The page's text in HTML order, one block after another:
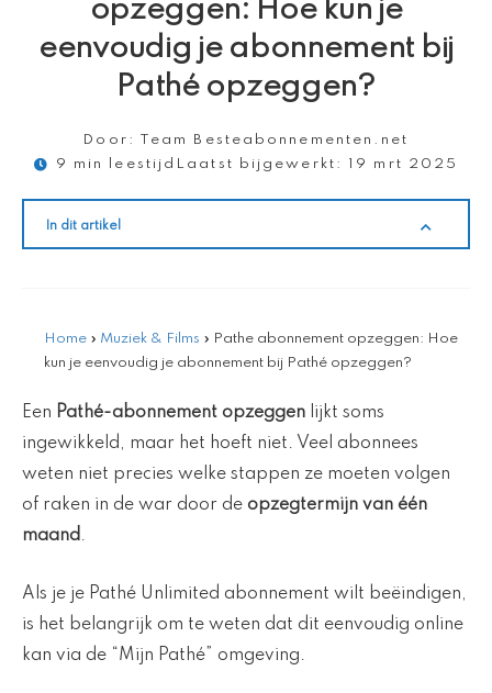
opzeggen: Hoe kun je
eenvoudig je abonnement bij
Pathé opzeggen?
Door:
Team Besteabonnementen.net
9 min leestijd Laatst bijgewerkt: 19 mrt 2025
In dit artikel
Home » Muziek & Films » Pathe abonnement opzeggen: Hoe
kun je eenvoudig je abonnement bij Pathé opzeggen?
Een Pathé-abonnement opzeggen lijkt soms
ingewikkeld, maar het hoeft niet. Veel abonnees
weten niet precies welke stappen ze moeten volgen
of raken in de war door de opzegtermijn van één
maand.
Als je je Pathé Unlimited abonnement wilt beëindigen,
is het belangrijk om te weten dat dit eenvoudig online
kan via de “Mijn Pathé” omgeving.